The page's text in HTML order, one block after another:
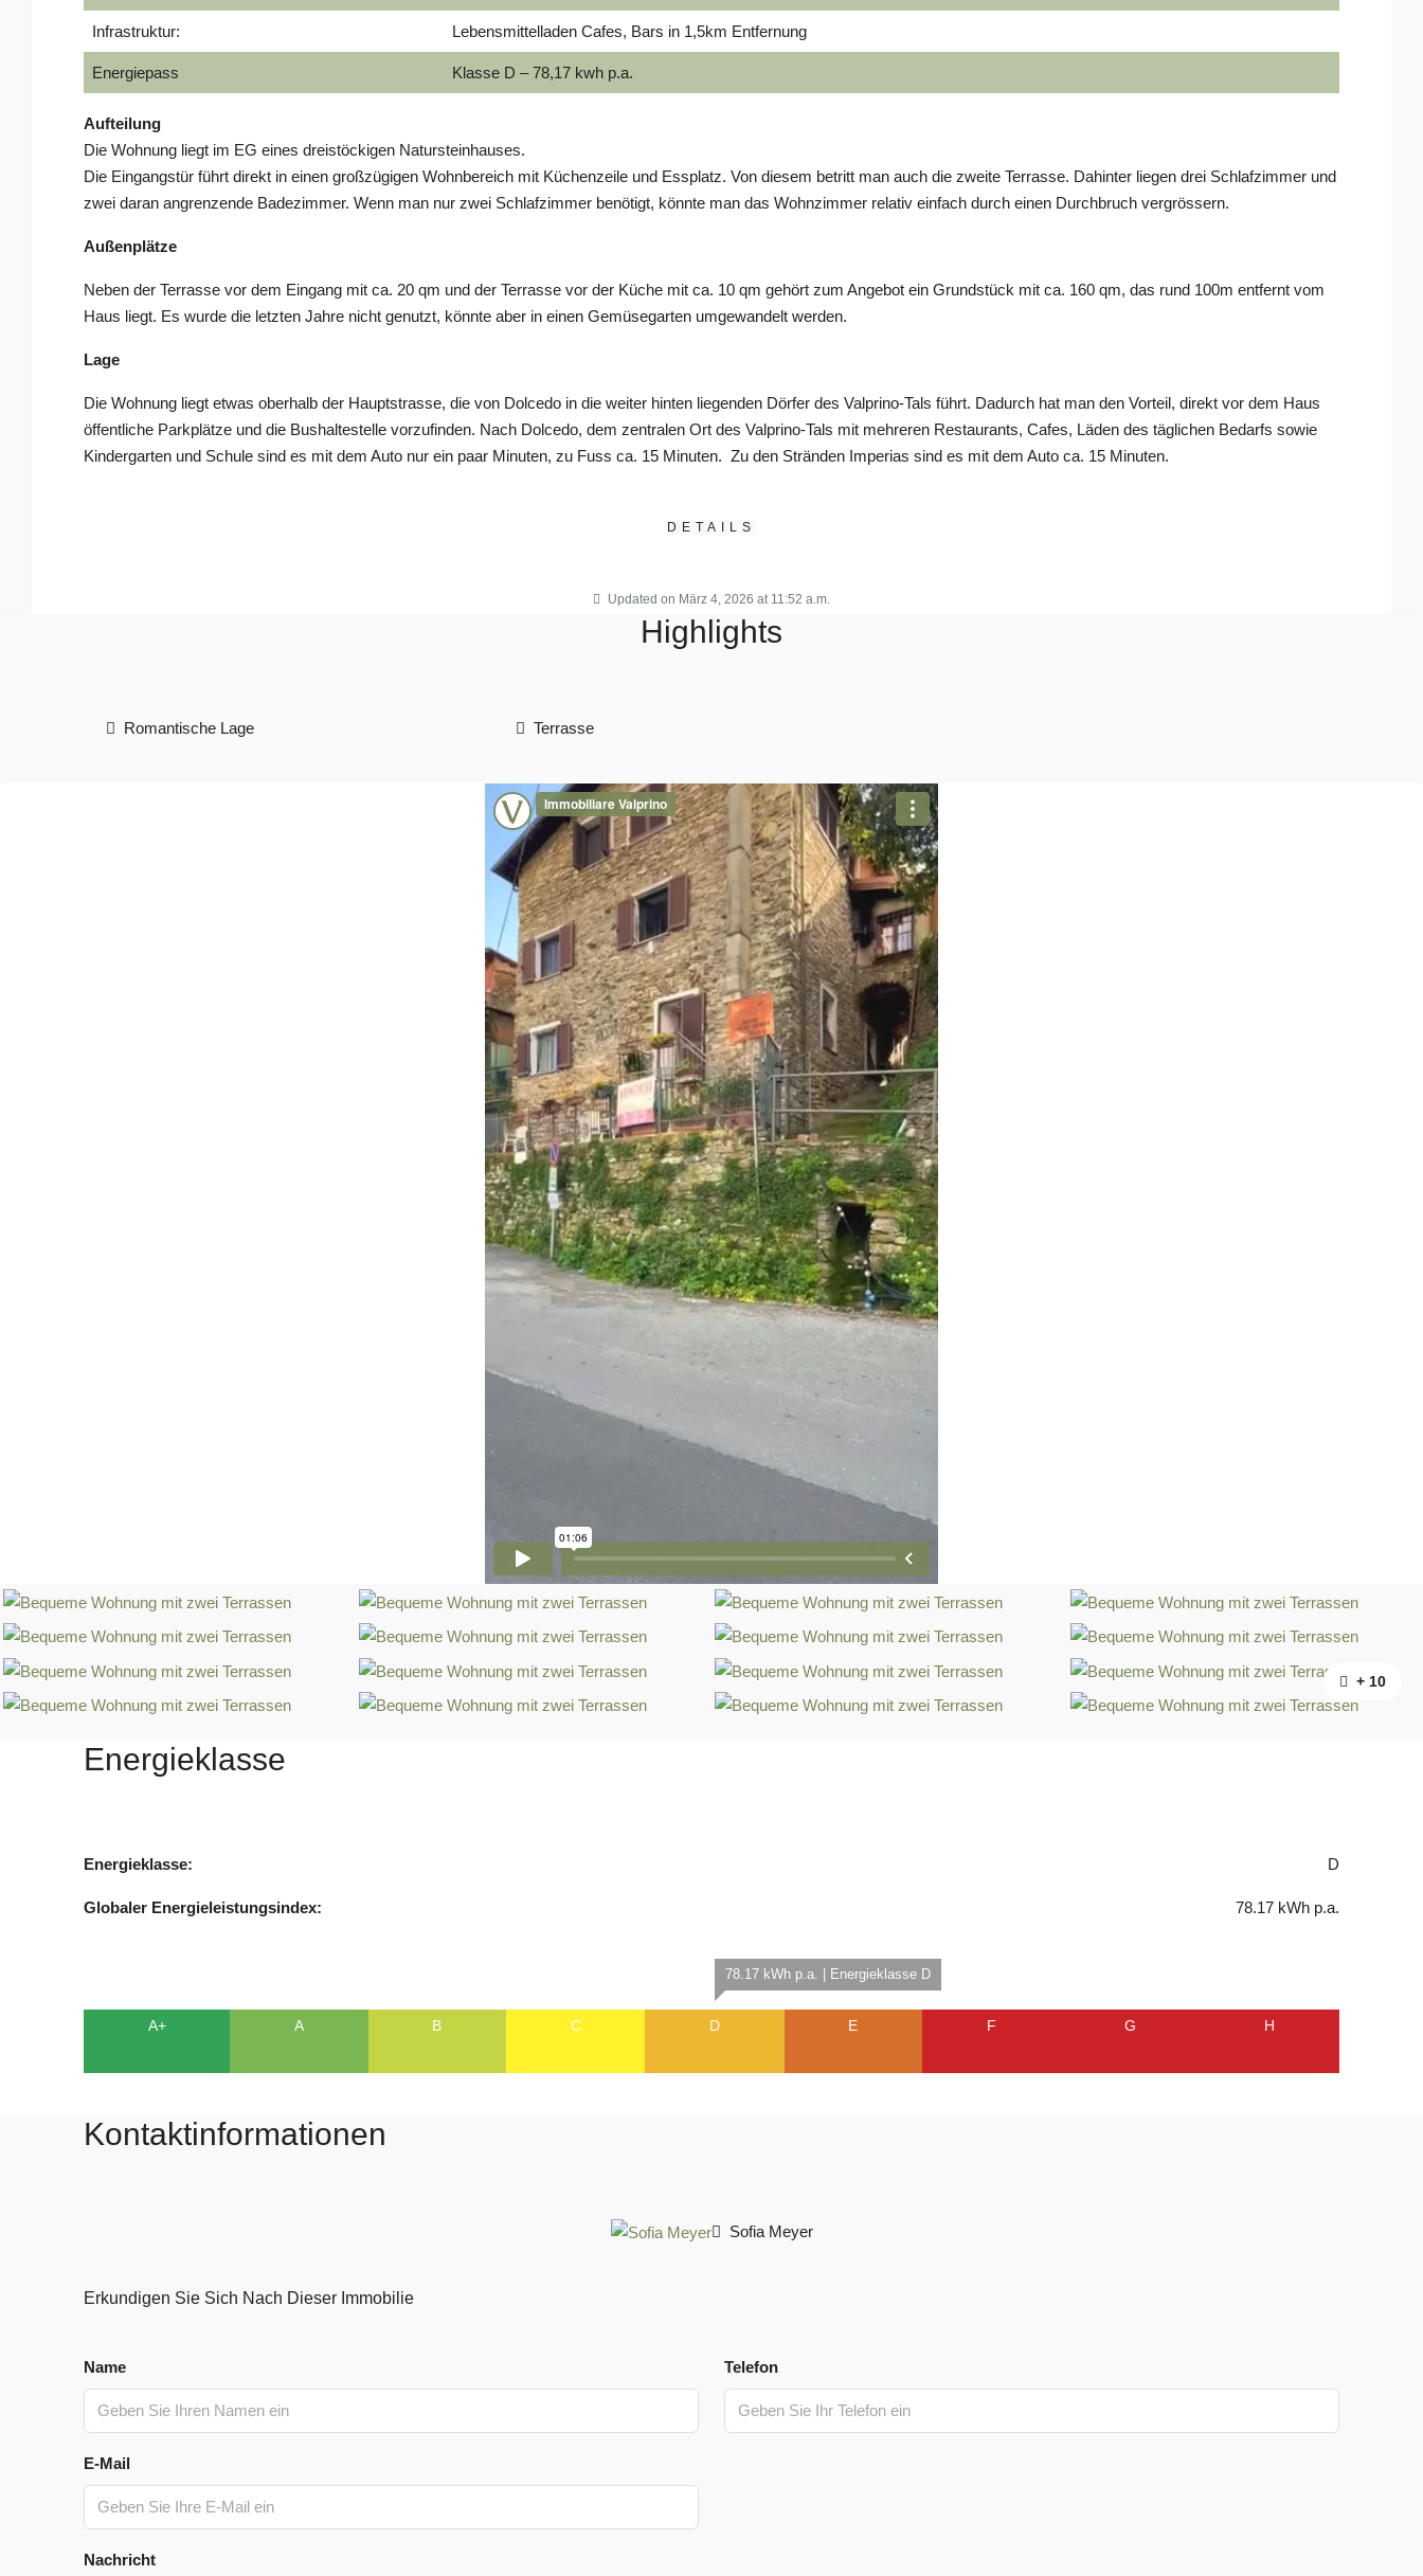
Infrastruktur: Lebensmittelladen Cafes, Bars in 1,5km Entfernung
Energiepass Klasse D – 78,17 kwh p.a.
Aufteilung
Die Wohnung liegt im EG eines dreistöckigen Natursteinhauses.
Die Eingangstür führt direkt in einen großzügigen Wohnbereich mit Küchenzeile und Essplatz. Von diesem betritt man auch die zweite Terrasse. Dahinter liegen drei Schlafzimmer und
zwei daran angrenzende Badezimmer. Wenn man nur zwei Schlafzimmer benötigt, könnte man das Wohnzimmer relativ einfach durch einen Durchbruch vergrössern.
Außenplätze
Neben der Terrasse vor dem Eingang mit ca. 20 qm und der Terrasse vor der Küche mit ca. 10 qm gehört zum Angebot ein Grundstück mit ca. 160 qm, das rund 100m entfernt vom
Haus liegt. Es wurde die letzten Jahre nicht genutzt, könnte aber in einen Gemüsegarten umgewandelt werden.
Lage
Die Wohnung liegt etwas oberhalb der Hauptstrasse, die von Dolcedo in die weiter hinten liegenden Dörfer des Valprino-Tals führt. Dadurch hat man den Vorteil, direkt vor dem Haus
öffentliche Parkplätze und die Bushaltestelle vorzufinden. Nach Dolcedo, dem zentralen Ort des Valprino-Tals mit mehreren Restaurants, Cafes, Läden des täglichen Bedarfs sowie
Kindergarten und Schule sind es mit dem Auto nur ein paar Minuten, zu Fuss ca. 15 Minuten. Zu den Stränden Imperias sind es mit dem Auto ca. 15 Minuten.
DETAILS
Updated on März 4, 2026 at 11:52 a.m.
Highlights
Romantische Lage Terrasse
+ 10
Energieklasse
Energieklasse: D
Globaler Energieleistungsindex: 78.17 kWh p.a.
A+ A B C
78.17 kWh p.a. | Energieklasse D
D E F G H
Kontaktinformationen
Sofia Meyer
Erkundigen Sie Sich Nach Dieser Immobilie
Name Telefon
E-Mail
Nachricht